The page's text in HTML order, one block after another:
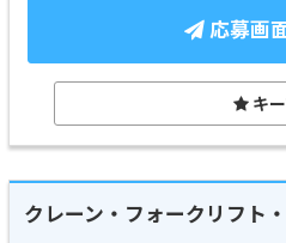
応募画
キ
クレーン・フォークリフト